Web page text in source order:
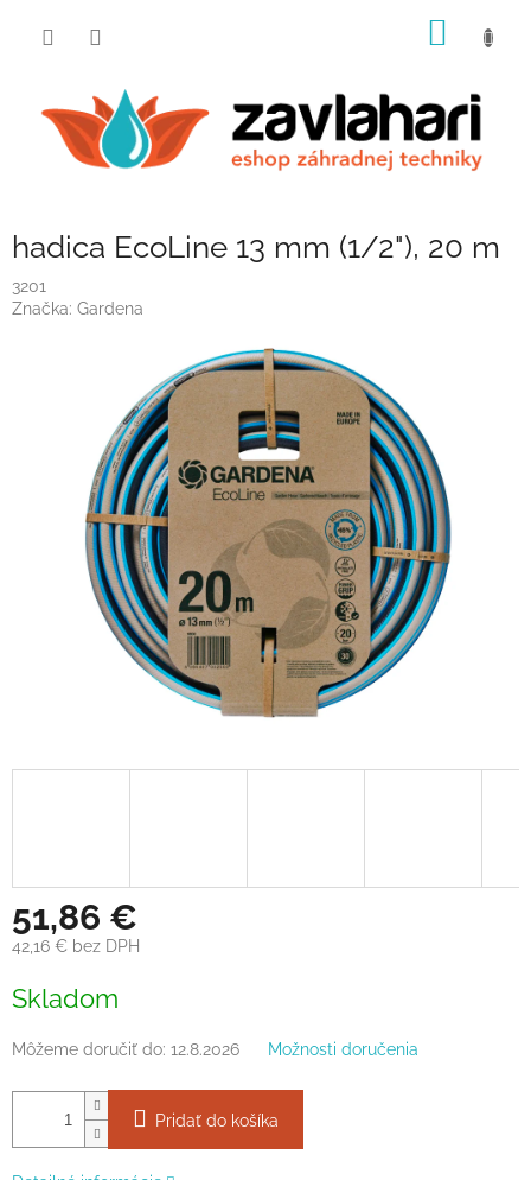
hadica EcoLine 13 mm (1/2"), 20 m
3201
Značka: Gardena
51,86 €
42,16 € bez DPH
cena:
Skladom
Môžeme doručiť do: 12.8.2026 Možnosti doručenia
Pridať do košíka